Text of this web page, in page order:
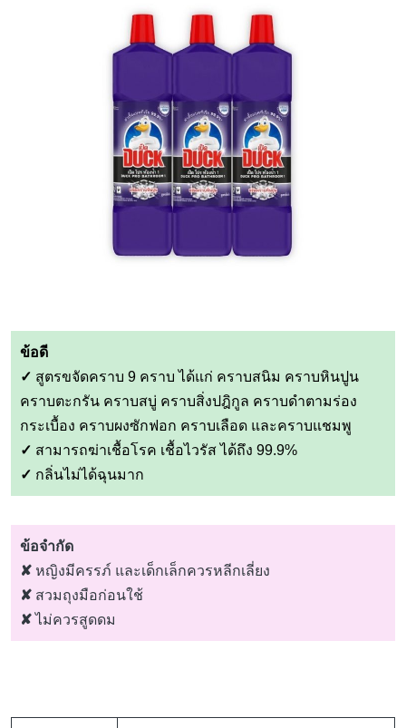
ข้อดี
✓ สูตรขจัดคราบ 9 คราบ ได้แก่ คราบสนิม คราบหินปูน
คราบตะกรัน คราบสบู่ คราบสิ่งปฎิกูล คราบดำตามร่อง
กระเบื้อง คราบผงซักฟอก คราบเลือด และคราบแชมพู
✓ สามารถฆ่าเชื้อโรค เชื้อไวรัส ได้ถึง 99.9%
✓ กลิ่นไม่ได้ฉุนมาก
ข้อจำกัด
✘ หญิงมีครรภ์ และเด็กเล็กควรหลีกเลี่ยง
✘ สวมถุงมือก่อนใช้
✘ไม่ควรสูดดม